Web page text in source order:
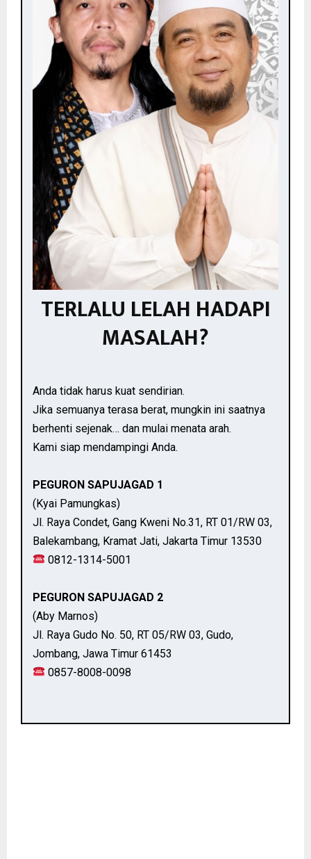
TERLALU LELAH HADAPI
MASALAH?
Anda tidak harus kuat sendirian.
Jika semuanya terasa berat, mungkin ini saatnya
berhenti sejenak… dan mulai menata arah.
Kami siap mendampingi Anda.
PEGURON SAPUJAGAD 1
(Kyai Pamungkas)
Jl. Raya Condet, Gang Kweni No.31, RT 01/RW 03,
Balekambang, Kramat Jati, Jakarta Timur 13530
0812-1314-5001
PEGURON SAPUJAGAD 2
(Aby Marnos)
Jl. Raya Gudo No. 50, RT 05/RW 03, Gudo,
Jombang, Jawa Timur 61453
0857-8008-0098